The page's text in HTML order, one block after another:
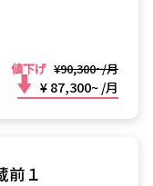
値下げ ¥90,300~/月
¥ 87,300~ /月
前１